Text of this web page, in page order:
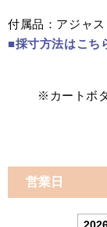
付属品：アジャ
■採寸方法はこち
※カートボ
営業日